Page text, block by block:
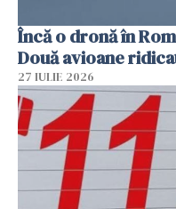
Încă o dronă în
Două avioane
27 IULIE 2026